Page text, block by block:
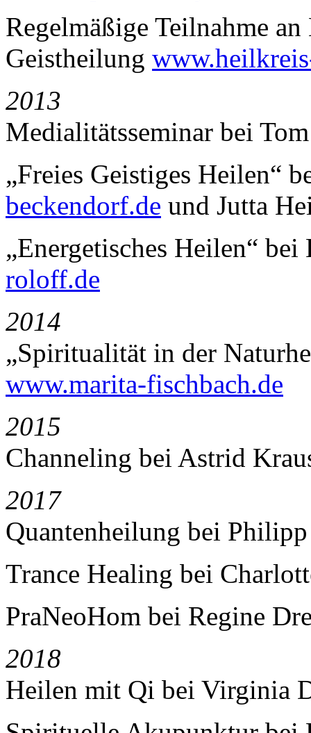
Regelmäßige Teilnahme
Geistheilung
2013
Medialitätsseminar bei
„Freies Geistiges Heilen“
beckendorf.de und Jutta
„Energetisches Heilen“
roloff.de
2014
„Spiritualität in der
www.marita-fischbach.de
2015
Channeling bei Astrid
2017
Quantenheilung bei
Trance Healing bei
PraNeoHom bei Regine
2018
Heilen mit Qi bei Virginia